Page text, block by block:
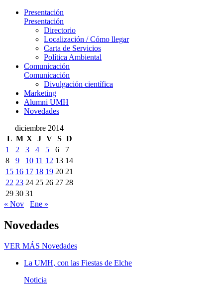
Presentación
Presentación
Directorio
Localización / Cómo llegar
Carta de Servicios
Política Ambiental
Comunicación
Comunicación
Divulgación científica
Marketing
Alumni UMH
Novedades
diciembre 2014
L M X J V S D
1
2 3 4 5 6
7
8
9 10 11 12 13 14
15 16 17 18 19 20 21
22 23 24 25 26 27 28
29 30 31
« Nov
Ene »
Novedades
VER MÁS Novedades
La UMH, con las Fiestas de Elche
Noticia